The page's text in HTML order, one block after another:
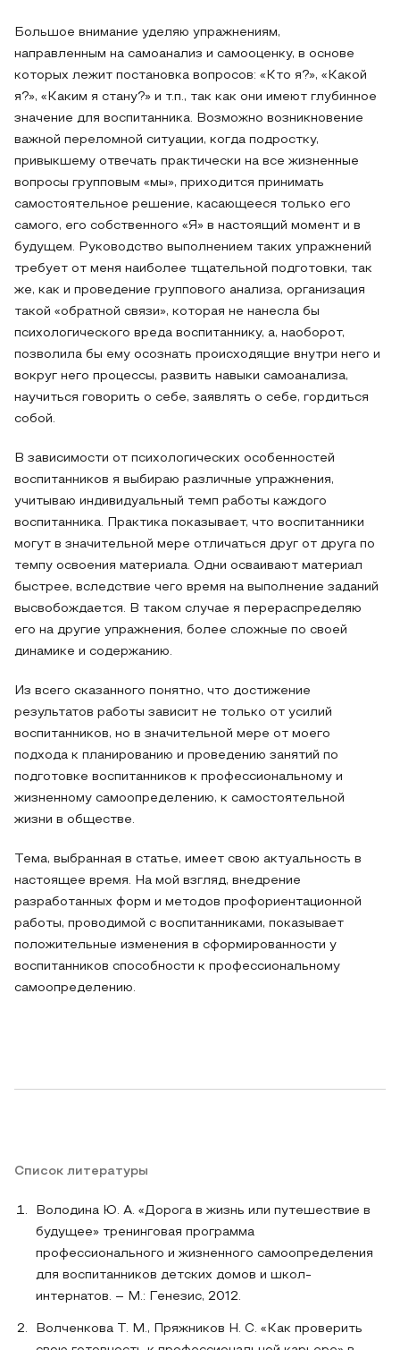
Большое внимание уделяю упражнениям,
направленным на самоанализ и самооценку, в основе
которых лежит постановка вопросов: «Кто я?», «Какой
я?», «Каким я стану?» и т.п., так как они имеют глубинное
значение для воспитанника. Возможно возникновение
важной переломной ситуации, когда подростку,
привыкшему отвечать практически на все жизненные
вопросы групповым «мы», приходится принимать
самостоятельное решение, касающееся только его
самого, его собственного «Я» в настоящий момент и в
будущем. Руководство выполнением таких упражнений
требует от меня наиболее тщательной подготовки, так
же, как и проведение группового анализа, организация
такой «обратной связи», которая не нанесла бы
психологического вреда воспитаннику, а, наоборот,
позволила бы ему осознать происходящие внутри него и
вокруг него процессы, развить навыки самоанализа,
научиться говорить о себе, заявлять о себе, гордиться
собой.
В зависимости от психологических особенностей
воспитанников я выбираю различные упражнения,
учитываю индивидуальный темп работы каждого
воспитанника. Практика показывает, что воспитанники
могут в значительной мере отличаться друг от друга по
темпу освоения материала. Одни осваивают материал
быстрее, вследствие чего время на выполнение заданий
высвобождается. В таком случае я перераспределяю
его на другие упражнения, более сложные по своей
динамике и содержанию.
Из всего сказанного понятно, что достижение
результатов работы зависит не только от усилий
воспитанников, но в значительной мере от моего
подхода к планированию и проведению занятий по
подготовке воспитанников к профессиональному и
жизненному самоопределению, к самостоятельной
жизни в обществе.
Тема, выбранная в статье, имеет свою актуальность в
настоящее время. На мой взгляд, внедрение
разработанных форм и методов профориентационной
работы, проводимой с воспитанниками, показывает
положительные изменения в сформированности у
воспитанников способности к профессиональному
самоопределению.
Список литературы
Володина Ю. А. «Дорога в жизнь или путешествие в
будущее» тренинговая программа
профессионального и жизненного самоопределения
для воспитанников детских домов и школ-
интернатов. – М.: Генезис, 2012.
Волченкова Т. М., Пряжников Н. С. «Как проверить